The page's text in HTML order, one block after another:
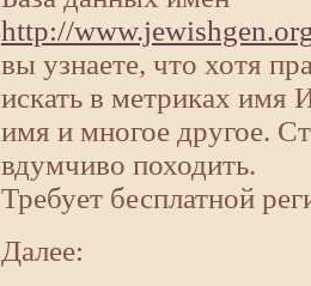
http://
вы узнаете, что хотя
искать в метриках имя
имя и многое другое.
вдумчиво походить.
Требует бесплатной
Далее: